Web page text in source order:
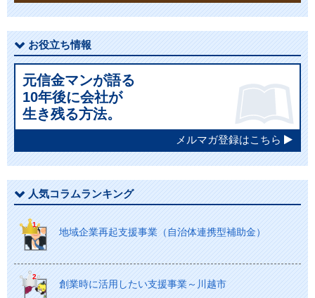
お役立ち情報
元信金マンが語る
10年後に会社が
生き残る方法。
メルマガ登録はこちら
人気コラムランキング
地域企業再起支援事業（自治体連携型補助金）
創業時に活用したい支援事業～川越市